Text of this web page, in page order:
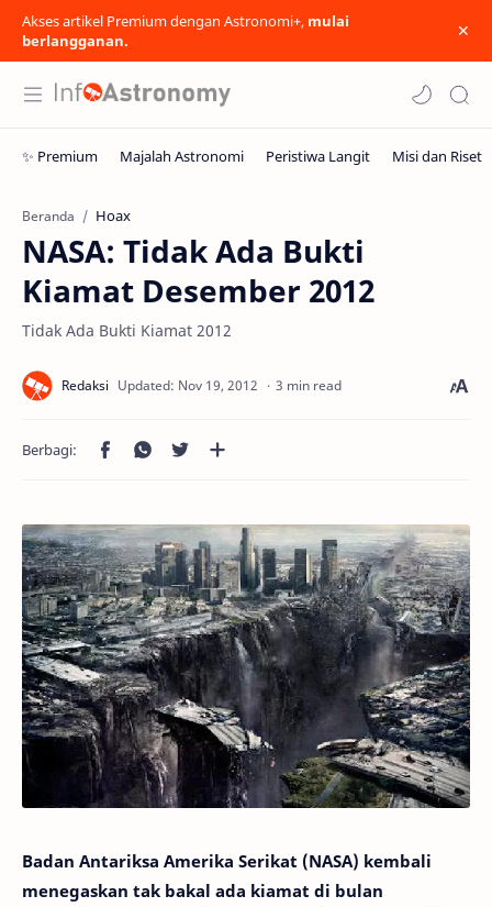
Akses artikel Premium dengan Astronomi+, mulai
berlangganan.
Beranda Hoax
NASA: Tidak Ada Bukti
Kiamat Desember 2012
Tidak Ada Bukti Kiamat 2012
3 min read
Badan Antariksa Amerika Serikat (NASA) kembali
menegaskan tak bakal ada kiamat di bulan